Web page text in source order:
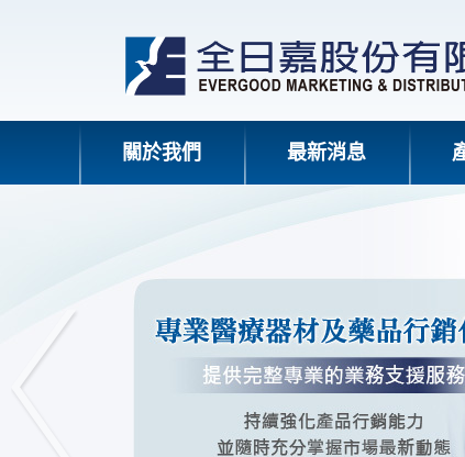
關於我們 最新消息